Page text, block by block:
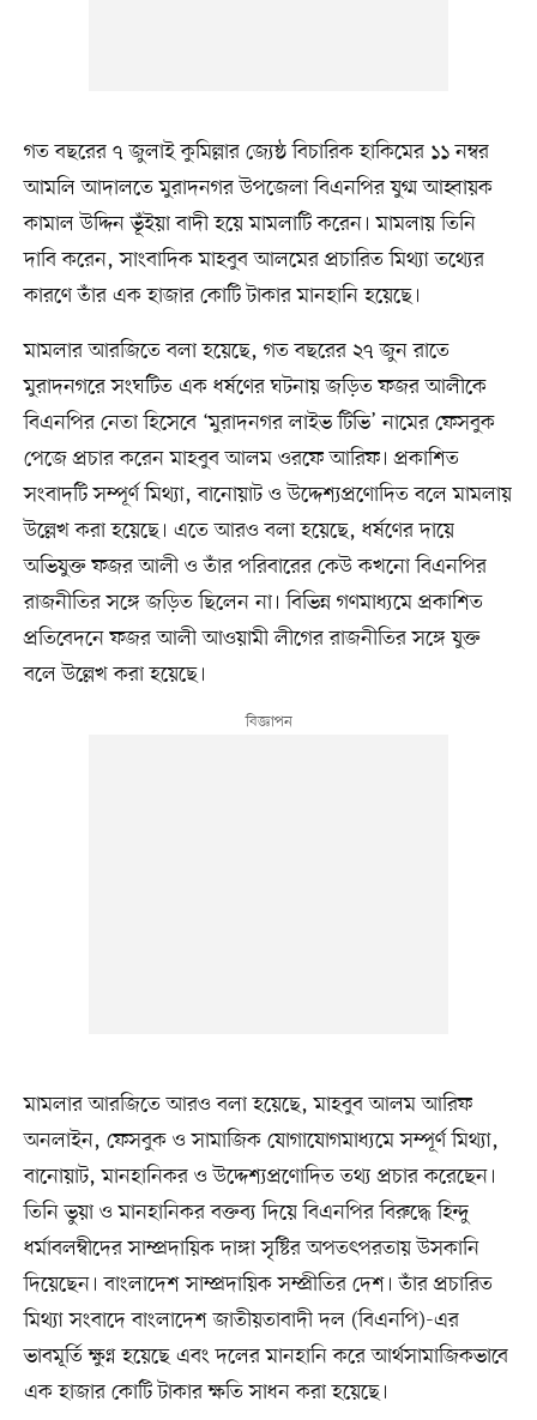
গত বছরের ৭ জুলাই কুমিল্লার জ্যেষ্ঠ বিচারিক হাকিমের ১১ নম্বর
আমলি আদালতে মুরাদনগর উপজেলা বিএনপির যুগ্ম আহ্বায়ক
কামাল উদ্দিন ভূঁইয়া বাদী হয়ে মামলাটি করেন। মামলায় তিনি
দাবি করেন, সাংবাদিক মাহবুব আলমের প্রচারিত মিথ্যা তথ্যের
কারণে তাঁর এক হাজার কোটি টাকার মানহানি হয়েছে।
মামলার আরজিতে বলা হয়েছে, গত বছরের ২৭ জুন রাতে
মুরাদনগরে সংঘটিত এক ধর্ষণের ঘটনায় জড়িত ফজর আলীকে
বিএনপির নেতা হিসেবে ‘মুরাদনগর লাইভ টিভি’ নামের ফেসবুক
পেজে প্রচার করেন মাহবুব আলম ওরফে আরিফ। প্রকাশিত
সংবাদটি সম্পূর্ণ মিথ্যা, বানোয়াট ও উদ্দেশ্যপ্রণোদিত বলে মামলায়
উল্লেখ করা হয়েছে। এতে আরও বলা হয়েছে, ধর্ষণের দায়ে
অভিযুক্ত ফজর আলী ও তাঁর পরিবারের কেউ কখনো বিএনপির
রাজনীতির সঙ্গে জড়িত ছিলেন না। বিভিন্ন গণমাধ্যমে প্রকাশিত
প্রতিবেদনে ফজর আলী আওয়ামী লীগের রাজনীতির সঙ্গে যুক্ত
বলে উল্লেখ করা হয়েছে।
মামলার আরজিতে আরও বলা হয়েছে, মাহবুব আলম আরিফ
অনলাইন, ফেসবুক ও সামাজিক যোগাযোগমাধ্যমে সম্পূর্ণ মিথ্যা,
বানোয়াট, মানহানিকর ও উদ্দেশ্যপ্রণোদিত তথ্য প্রচার করেছেন।
তিনি ভুয়া ও মানহানিকর বক্তব্য দিয়ে বিএনপির বিরুদ্ধে হিন্দু
ধর্মাবলম্বীদের সাম্প্রদায়িক দাঙ্গা সৃষ্টির অপতৎপরতায় উসকানি
দিয়েছেন। বাংলাদেশ সাম্প্রদায়িক সম্প্রীতির দেশ। তাঁর প্রচারিত
মিথ্যা সংবাদে বাংলাদেশ জাতীয়তাবাদী দল (বিএনপি)-এর
ভাবমূর্তি ক্ষুণ্ন হয়েছে এবং দলের মানহানি করে আর্থসামাজিকভাবে
এক হাজার কোটি টাকার ক্ষতি সাধন করা হয়েছে।